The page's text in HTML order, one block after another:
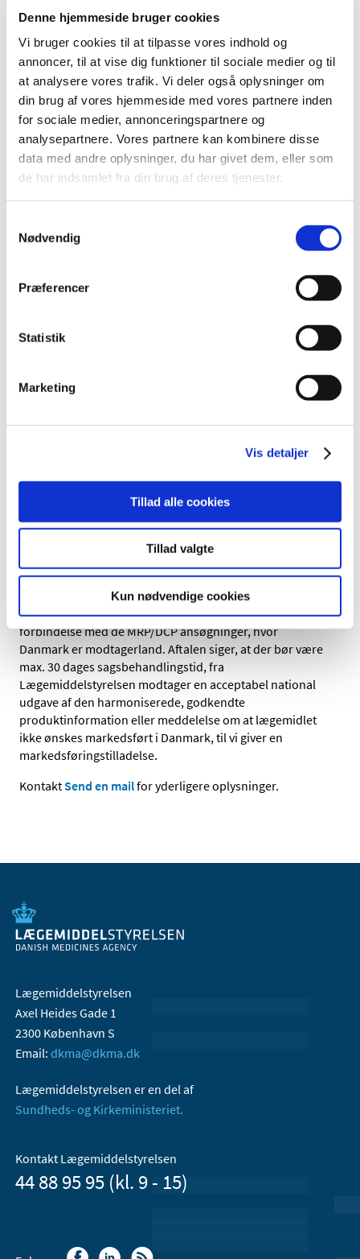
Denne hjemmeside bruger cookies
Vi bruger cookies til at tilpasse vores indhold og
annoncer, til at vise dig funktioner til sociale medier og til
at analysere vores trafik. Vi deler også oplysninger om
din brug af vores hjemmeside med vores partnere inden
for sociale medier, annonceringspartnere og
analysepartnere. Vores partnere kan kombinere disse
data med andre oplysninger, du har givet dem, eller som
de har indsamlet fra din brug af deres tjenester.
Nødvendig
Præferencer
Statistik
Marketing
Vis detaljer
Tillad alle cookies
Tillad valgte
Kun nødvendige cookies
2023. Det forventes at sagsbehandlingstider for sager
afsluttet i 2. halvår 2024 kan nå op på 95% overholdelse.
Figur 1: Gennemsnitlige sagsbehandlingstider for
udstedelse af markedsføringstilladelser for
modtagerlandssager
Se tabel 1-3 for CMS sager
Der findes en "best practice" aftale om, hvordan
Lægemiddelstyrelsen giver markedsføringstilladelse i
forbindelse med de MRP/DCP ansøgninger, hvor
Danmark er modtagerland. Aftalen siger, at der bør være
max. 30 dages sagsbehandlingstid, fra
Lægemiddelstyrelsen modtager en acceptabel national
udgave af den harmoniserede, godkendte
produktinformation eller meddelelse om at lægemidlet
ikke ønskes markedsført i Danmark, til vi giver en
markedsføringstilladelse.
KontaktSend en mailfor yderligere oplysninger.
Lægemiddelstyrelsen
Axel Heides Gade 1
2300 København S
Email: dkma@dkma.dk
Lægemiddelstyrelsen er en del af
Sundheds- og Kirkeministeriet.
Kontakt Lægemiddelstyrelsen
44 88 95 95 (kl. 9 - 15)